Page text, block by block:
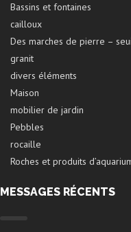
Bassins et fontaines
cailloux
Des marches de pierre –
granit
divers éléments
Maison
mobilier de jardin
Pebbles
rocaille
Roches et produits
MESSAGES RÉCENTS